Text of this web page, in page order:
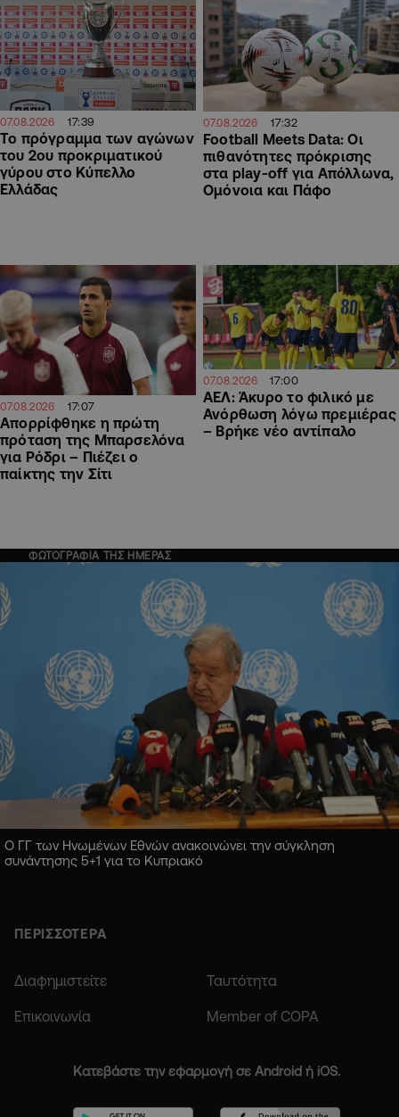
07.08.2026 17:39
Το πρόγραμμα των αγώνων
του 2ου προκριματικού
γύρου στο Κύπελλο
Ελλάδας
07.08.2026 17:32
Football Meets Data: Οι
πιθανότητες πρόκρισης
στα play-off για Απόλλωνα,
Ομόνοια και Πάφο
07.08.2026 17:07
Απορρίφθηκε η πρώτη
πρόταση της Μπαρσελόνα
για Ρόδρι – Πιέζει ο
παίκτης την Σίτι
07.08.2026 17:00
ΑΕΛ: Άκυρο το φιλικό με
Ανόρθωση λόγω πρεμιέρας
– Βρήκε νέο αντίπαλο
ΦΩΤΟΓΡΑΦΙΑ ΤΗΣ ΗΜΕΡΑΣ
Ο ΓΓ των Ηνωμένων Εθνών ανακοινώνει την σύγκληση
συνάντησης 5+1 για το Κυπριακό
ΠΕΡΙΣΣΟΤΕΡΑ
Διαφημιστείτε Ταυτότητα
Επικοινωνία Member of COPA
Κατεβάστε την εφαρμογή σε Android ή iOS.